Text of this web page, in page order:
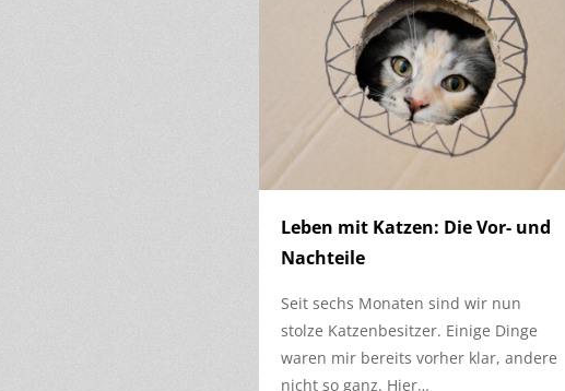
Leben mit Katzen: Die Vor- und
Nachteile
Seit sechs Monaten sind wir nun
stolze Katzenbesitzer. Einige Dinge
waren mir bereits vorher klar, andere
nicht so ganz. Hier…